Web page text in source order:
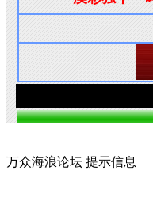
万众海浪论坛 提示信息